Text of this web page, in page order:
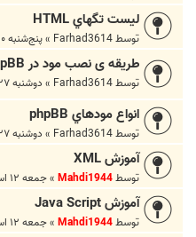
ليست تگهاي HTML
توسطFarhad3614
»پنج‌شنبه ۱۰ فروردین ۱۳۸۵, ۱:۳۵ ق.ظ
طریقه ی نصب مود در phpBB
توسطFarhad3614
» دوشنبه ۲۷ آذر ۱۳۸۵, ۹:۳۸ ب.ظ
انواع مودهاي phpBB
توسطFarhad3614
» دوشنبه ۲۷ آذر ۱۳۸۵, ۹:۵۶ ب.ظ
آموزش XML
توسطMahdi1944
»جمعه ۱۲ اسفند ۱۳۸۴, ۱:۳۷ ق.ظ
آموزش Java Script
توسطMahdi1944
»جمعه ۱۲ اسفند ۱۳۸۴, ۴:۱۲ ق.ظ